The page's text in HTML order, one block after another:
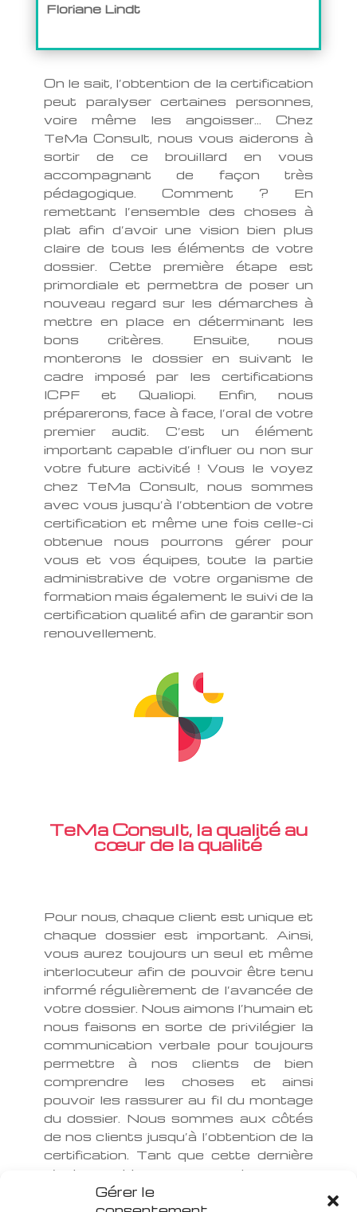
Gérer le
Floriane Lindt
On le sait, l’obtention de la certification
peut paralyser certaines personnes,
voire même les angoisser… Chez
TeMa Consult, nous vous aiderons à
sortir de ce brouillard en vous
accompagnant de façon très
pédagogique. Comment ? En
remettant l’ensemble des choses à
plat afin d’avoir une vision bien plus
claire de tous les éléments de votre
dossier. Cette première étape est
primordiale et permettra de poser un
nouveau regard sur les démarches à
mettre en place en déterminant les
bons critères. Ensuite, nous
monterons le dossier en suivant le
cadre imposé par les certifications
ICPF et Qualiopi. Enfin, nous
préparerons, face à face, l’oral de votre
premier audit. C’est un élément
important capable d’influer ou non sur
votre future activité ! Vous le voyez
chez TeMa Consult, nous sommes
avec vous jusqu’à l’obtention de votre
certification et même une fois celle-ci
obtenue nous pourrons gérer pour
vous et vos équipes, toute la partie
administrative de votre organisme de
formation mais également le suivi de la
certification qualité afin de garantir son
renouvellement.
TeMa Consult, la qualité au
cœur de la qualité
Pour nous, chaque client est unique et
chaque dossier est important. Ainsi,
vous aurez toujours un seul et même
interlocuteur afin de pouvoir être tenu
informé régulièrement de l’avancée de
votre dossier. Nous aimons l’humain et
nous faisons en sorte de privilégier la
communication verbale pour toujours
permettre à nos clients de bien
comprendre les choses et ainsi
pouvoir les rassurer au fil du montage
du dossier. Nous sommes aux côtés
de nos clients jusqu’à l’obtention de la
certification. Tant que cette dernière
n’est pas obtenue, nous restons avec